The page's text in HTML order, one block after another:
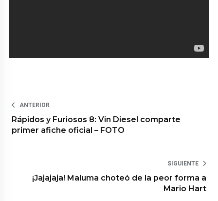
ANTERIOR
Rápidos y Furiosos 8: Vin Diesel comparte
primer afiche oficial – FOTO
SIGUIENTE
¡Jajajaja! Maluma choteó de la peor forma a
Mario Hart